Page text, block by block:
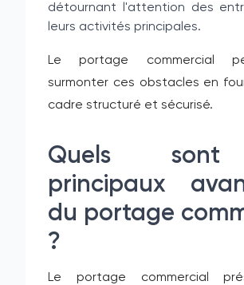
détournant l'attention des
leurs activités principales.
Le portage commercial
surmonter ces obstacles en
cadre structuré et sécurisé.
Quels
principaux
du portage
?
Le portage commercial